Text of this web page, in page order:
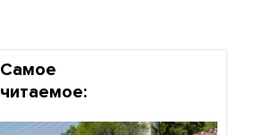
Самое
читаемое: